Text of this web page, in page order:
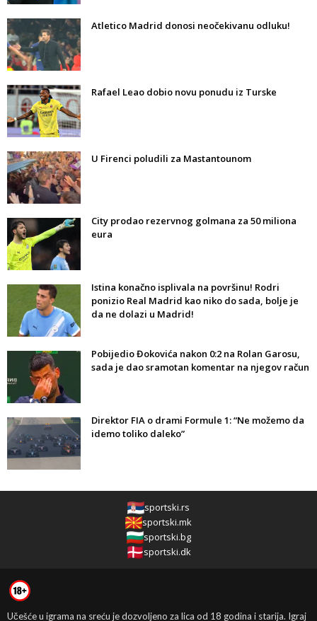
Atletico Madrid donosi neočekivanu odluku!
Rafael Leao dobio novu ponudu iz Turske
U Firenci poludili za Mastantounom
City prodao rezervnog golmana za 50 miliona
eura
Istina konačno isplivala na površinu! Rodri
ponizio Real Madrid kao niko do sada, bolje je
da ne dolazi u Madrid!
Pobijedio Đokovića nakon 0:2 na Rolan Garosu,
sada je dao sramotan komentar na njegov račun
Direktor FIA o drami Formule 1: “Ne možemo da
idemo toliko daleko”
sportski.rs
sportski.mk
sportski.bg
sportski.dk
Učešće u igrama na sreću je dozvoljeno za lica od 18 godina i starija. Igraj